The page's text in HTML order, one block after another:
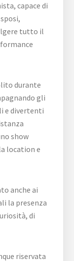
capace di
tutto il
durante
gli
e divertenti
show
location e
anche ai
la presenza
di
riservata